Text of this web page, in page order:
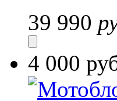
39 990
4 000